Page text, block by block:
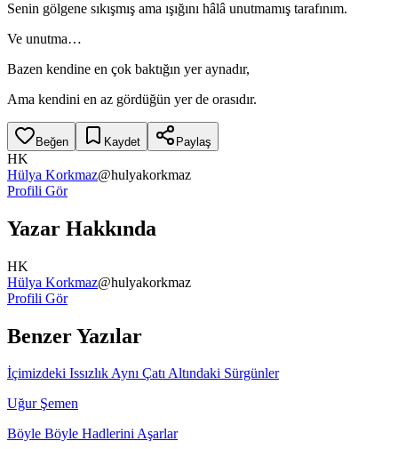
Senin gölgene sıkışmış ama ışığını hâlâ unutmamış tarafınım.
Ve unutma…
Bazen kendine en çok baktığın yer aynadır,
Ama kendini en az gördüğün yer de orasıdır.
Beğen Kaydet Paylaş
HK
Hülya Korkmaz@hulyakorkmaz
Profili Gör
Yazar Hakkında
HK
Hülya Korkmaz@hulyakorkmaz
Profili Gör
Benzer Yazılar
İçimizdeki Issızlık Aynı Çatı Altındaki Sürgünler
Uğur Şemen
Böyle Böyle Hadlerini Aşarlar